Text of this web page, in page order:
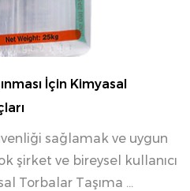
İçin Kimyasal
sağlamak ve uygun
şirket ve bireysel kullanıcı
Torbalar Taşıma ...